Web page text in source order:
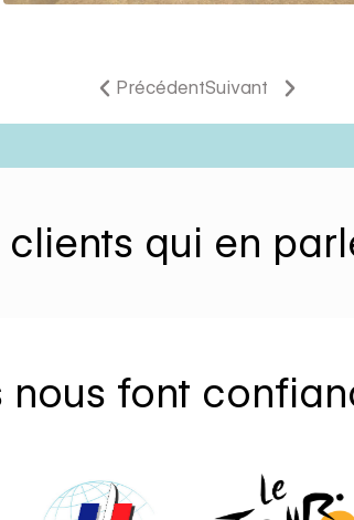
PrécédentSuivant
clients qui en
nous font